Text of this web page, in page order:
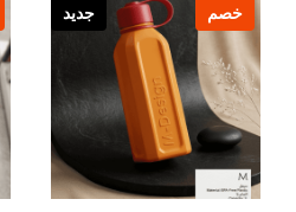
خصم جديد